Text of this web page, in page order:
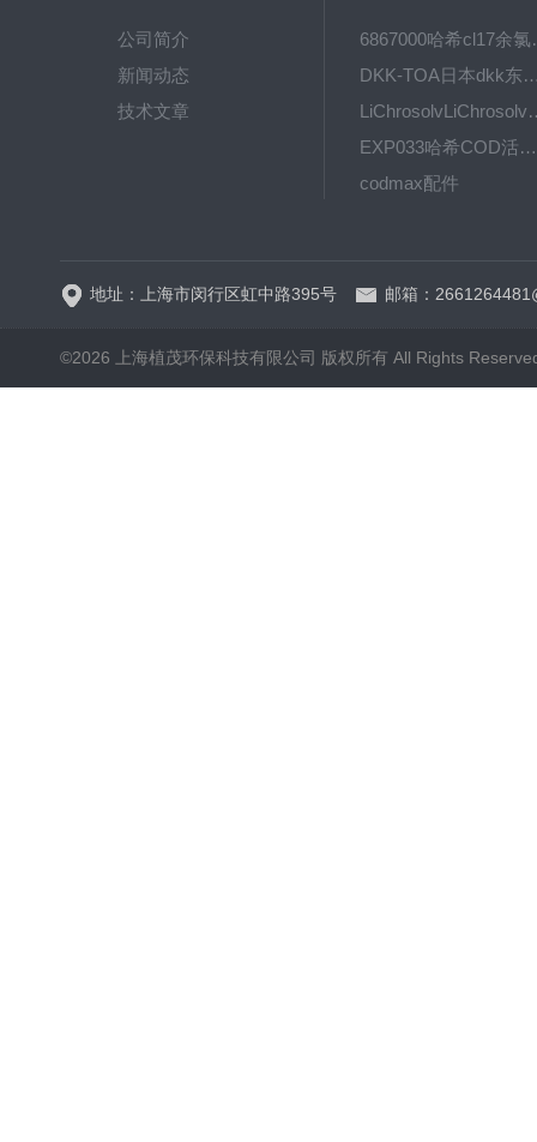
公司简介
新闻动态
技术文章
6867000
DKK-TOA日本dkk东亚电
EXP033哈希COD活塞泵价格 EXP033
codmax配件
地址：上海市闵行区虹中路395号 邮箱：
©2026 上海植茂环保科技有限公司 版权所有 All Rights